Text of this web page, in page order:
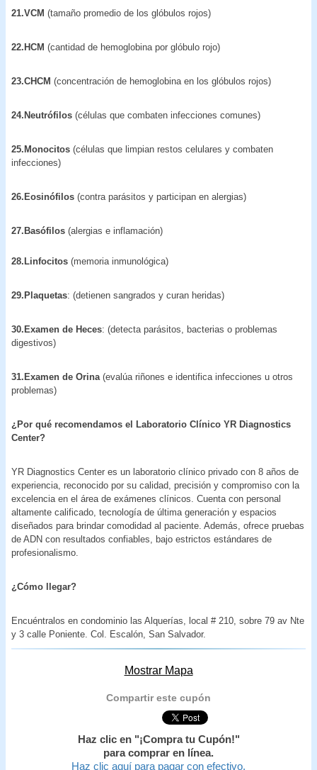
21.VCM (tamaño promedio de los glóbulos rojos)
22.HCM (cantidad de hemoglobina por glóbulo rojo)
23.CHCM (concentración de hemoglobina en los glóbulos rojos)
24.Neutrófilos (células que combaten infecciones comunes)
25.Monocitos (células que limpian restos celulares y combaten
infecciones)
26.Eosinófilos (contra parásitos y participan en alergias)
27.Basófilos (alergias e inflamación)
28.Linfocitos (memoria inmunológica)
29.Plaquetas: (detienen sangrados y curan heridas)
30.Examen de Heces: (detecta parásitos, bacterias o problemas
digestivos)
31.Examen de Orina (evalúa riñones e identifica infecciones u otros
problemas)
¿Por qué recomendamos el Laboratorio Clínico YR Diagnostics
Center?
YR Diagnostics Center es un laboratorio clínico privado con 8 años de
experiencia, reconocido por su calidad, precisión y compromiso con la
excelencia en el área de exámenes clínicos. Cuenta con personal
altamente calificado, tecnología de última generación y espacios
diseñados para brindar comodidad al paciente. Además, ofrece pruebas
de ADN con resultados confiables, bajo estrictos estándares de
profesionalismo.
¿Cómo llegar?
Encuéntralos en condominio las Alquerías, local # 210, sobre 79 av Nte
y 3 calle Poniente. Col. Escalón, San Salvador.
Mostrar Mapa
Compartir este cupón
Haz clic en "¡Compra tu Cupón!"
para comprar en línea.
Haz clic aquí para pagar con efectivo.